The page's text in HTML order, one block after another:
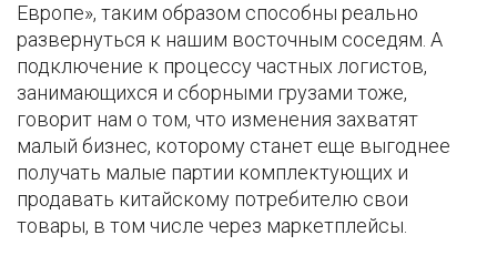
Европе», таким образом способны реально
развернуться к нашим восточным соседям. А
подключение к процессу частных логистов,
занимающихся и сборными грузами тоже,
говорит нам о том, что изменения захватят
малый бизнес, которому станет еще выгоднее
получать малые партии комплектующих и
продавать китайскому потребителю свои
товары, в том числе через маркетплейсы.